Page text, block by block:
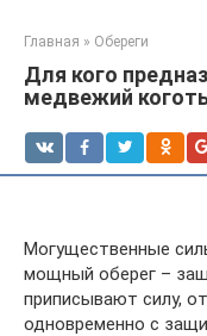
Главная » Обереги
Для кого
медвежий
Могущественные
мощный оберег –
приписывают силу,
одновременно с